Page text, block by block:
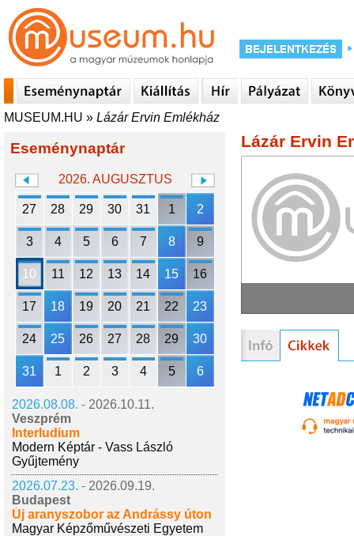
MUSEUM.HU » Lázár Ervin Emlékház
Eseménynaptár
2026. AUGUSZTUS
27 28 29 30 31 1 2
3 4 5 6 7 8 9
10 11 12 13 14 15 16
17 18 19 20 21 22 23
24 25 26 27 28 29 30
31 1 2 3 4 5 6
2026.08.08. - 2026.10.11.
Veszprém
Interludium
Modern Képtár - Vass László
Gyűjtemény
2026.07.23. - 2026.09.19.
Budapest
Új aranyszobor az Andrássy úton
Magyar Képzőművészeti Egyetem
Lázár Ervin